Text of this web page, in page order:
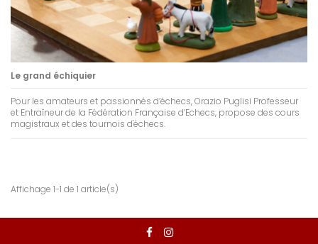
Le grand échiquier
Pour les amateurs et passionnés d’échecs, Orazio Puglisi Professeur
et Entraîneur de la Fédération Française d’Echecs, propose des cours
magistraux et des tournois d'échecs.
Affichage 1-1 de 1 article(s)